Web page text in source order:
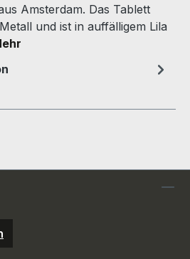
Amsterdam. Das Tablett
und ist in auffälligem Lila